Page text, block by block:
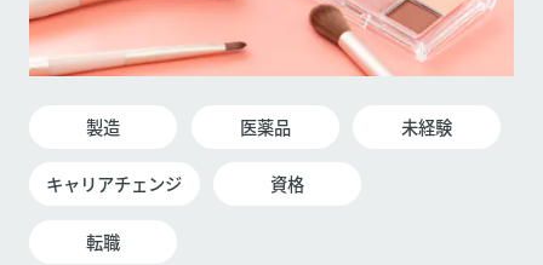
製造 医薬品 未経験
キャリアチェンジ 資格
転職